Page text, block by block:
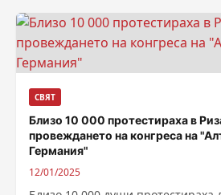
СВЯТ
Близо 10 000 протестираха в
провеждането на конгреса на
Германия"
12/01/2025